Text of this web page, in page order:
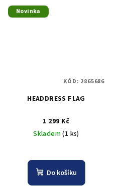
Novinka
HEADDRESS FLAG
1 299 Kč
Skladem(1 ks)
Do košíku
KÓD: 2865686